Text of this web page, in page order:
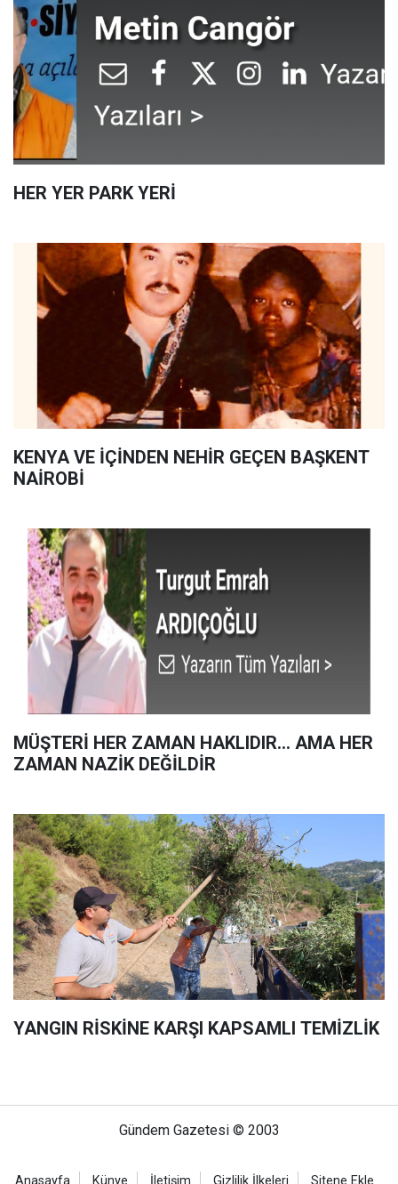
HER YER PARK YERİ
KENYA VE İÇİNDEN NEHİR GEÇEN BAŞKENT
NAİROBİ
MÜŞTERİ HER ZAMAN HAKLIDIR… AMA HER
ZAMAN NAZİK DEĞİLDİR
YANGIN RİSKİNE KARŞI KAPSAMLI TEMİZLİK
Gündem Gazetesi © 2003
Anasayfa Künye İletişim Gizlilik İlkeleri Sitene Ekle